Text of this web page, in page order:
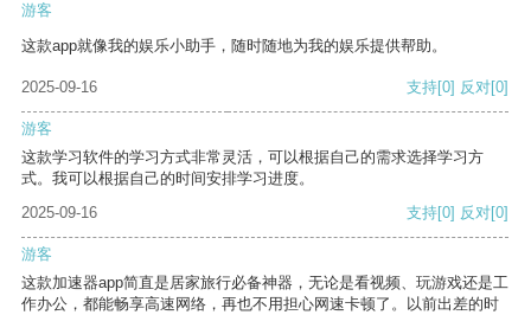
游客
这款app就像我的娱乐小助手，随时随地为我的娱乐提供帮助。
2025-09-16 支持[0] 反对[0]
游客
这款学习软件的学习方式非常灵活，可以根据自己的需求选择学习方
式。我可以根据自己的时间安排学习进度。
2025-09-16
支持[0] 反对[0]
游客
这款加速器app简直是居家旅行必备神器，无论是看视频、玩游戏还是工
作办公，都能畅享高速网络，再也不用担心网速卡顿了。以前出差的时